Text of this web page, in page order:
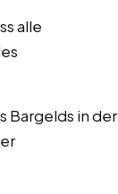
alle
Bargelds in der